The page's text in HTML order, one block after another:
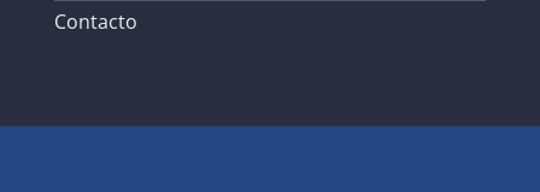
Contacto